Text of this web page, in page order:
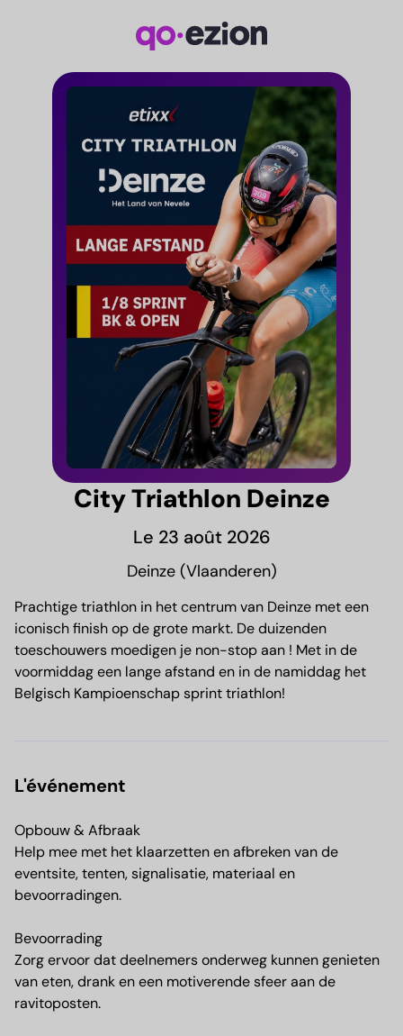
City Triathlon Deinze
Le 23 août 2026
Deinze (Vlaanderen)
Prachtige triathlon in het centrum van Deinze met een
iconisch finish op de grote markt. De duizenden
toeschouwers moedigen je non-stop aan ! Met in de
voormiddag een lange afstand en in de namiddag het
Belgisch Kampioenschap sprint triathlon!
L'événement
Opbouw & Afbraak
Help mee met het klaarzetten en afbreken van de
eventsite, tenten, signalisatie, materiaal en
bevoorradingen.
Bevoorrading
Zorg ervoor dat deelnemers onderweg kunnen genieten
van eten, drank en een motiverende sfeer aan de
ravitoposten.